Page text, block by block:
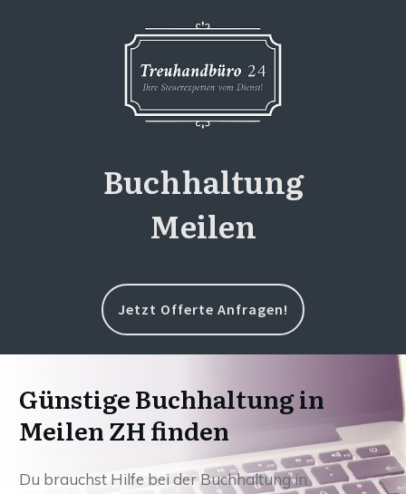
Buchhaltung
Meilen
Jetzt Offerte Anfragen!
Günstige Buchhaltung in
Meilen ZH finden
Du brauchst Hilfe bei der Buchhaltung in